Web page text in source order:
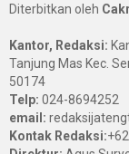
Diterbitkan oleh
Kantor, Redaksi:
Tanjung Mas Kec.
50174
Telp: 024-8694252
email:
Kontak Redaksi: